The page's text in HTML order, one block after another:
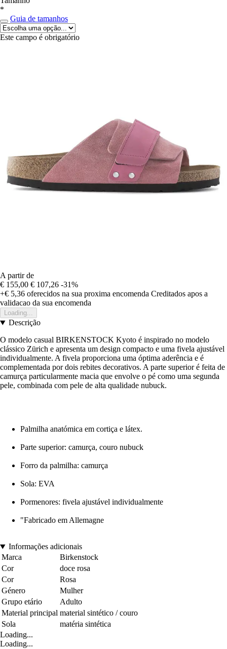
*
Guia de tamanhos
Este campo é obrigatório
A partir de
€ 155,00 € 107,26 -31%
+€ 5,36 oferecidos na sua proxima encomenda Creditados apos a
validacao da sua encomenda
Loading...
Descrição
O modelo casual BIRKENSTOCK Kyoto é inspirado no modelo
clássico Zürich e apresenta um design compacto e uma fivela ajustável
individualmente. A fivela proporciona uma óptima aderência e é
complementada por dois rebites decorativos. A parte superior é feita de
camurça particularmente macia que envolve o pé como uma segunda
pele, combinada com pele de alta qualidade nubuck.
Palmilha anatómica em cortiça e látex.
Parte superior: camurça, couro nubuck
Forro da palmilha: camurça
Sola: EVA
Pormenores: fivela ajustável individualmente
"Fabricado em Allemagne
Informações adicionais
Marca
Birkenstock
Cor
doce rosa
Cor
Rosa
Género
Mulher
Grupo etário
Adulto
Material principal material sintético / couro
Sola
matéria sintética
Loading...
Loading...